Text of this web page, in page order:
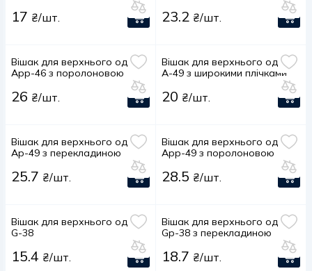
17 ₴/шт. 23.2 ₴/шт.
Вішак для верхнього одягу
Aрр-46 з поролоновою
26 ₴/шт.
Вішак для верхнього одягу
А-49 з широкими плічками
20 ₴/шт.
Вішак для верхнього одягу
Aр-49 з перекладиною
25.7 ₴/шт.
Вішак для верхнього одягу
Aрр-49 з поролоновою
28.5 ₴/шт.
Вішак для верхнього одягу
G-38
15.4 ₴/шт.
Вішак для верхнього одягу
Gр-38 з перекладиною
18.7 ₴/шт.